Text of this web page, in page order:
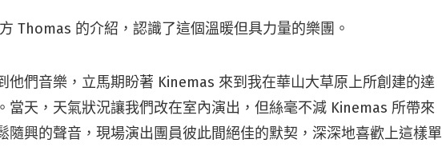
Thomas 的介紹，認識了這個溫暖但具力量的樂團。
他們音樂，立馬期盼著 Kinemas 來到我在華山大草原上所創建的達
當天，天氣狀況讓我們改在室內演出，但絲毫不減 Kinemas 所帶來
隨興的聲音，現場演出團員彼此間絕佳的默契，深深地喜歡上這樣單